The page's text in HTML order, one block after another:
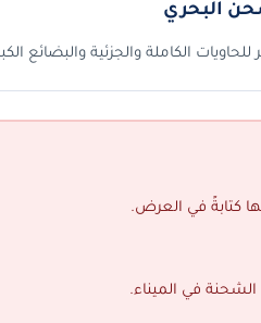
البحري
للحاويات الكاملة والجزئية والبضائع
كتابةً في العرض.
في الميناء.